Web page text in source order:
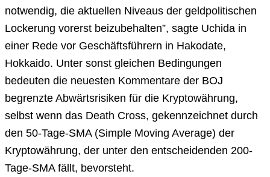
notwendig, die aktuellen Niveaus der geldpolitischen
Lockerung vorerst beizubehalten”, sagte Uchida in
einer Rede vor Geschäftsführern in Hakodate,
Hokkaido. Unter sonst gleichen Bedingungen
bedeuten die neuesten Kommentare der BOJ
begrenzte Abwärtsrisiken für die Kryptowährung,
selbst wenn das Death Cross, gekennzeichnet durch
den 50-Tage-SMA (Simple Moving Average) der
Kryptowährung, der unter den entscheidenden 200-
Tage-SMA fällt, bevorsteht.